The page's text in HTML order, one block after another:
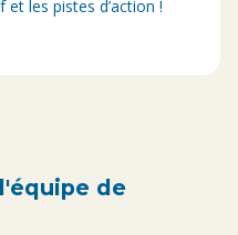
les pistes d’action !
de